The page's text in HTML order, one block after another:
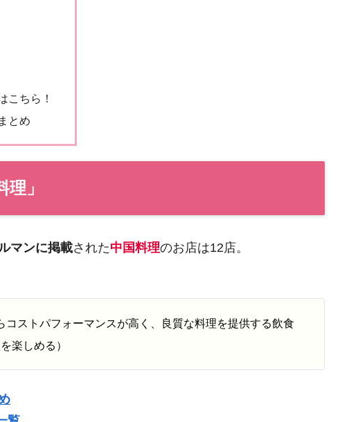
こちら！
とめ
」
マンに掲載された中国料理のお店は12店。
コストパフォーマンスが高く、良質な料理を提供する飲食
楽しめる）